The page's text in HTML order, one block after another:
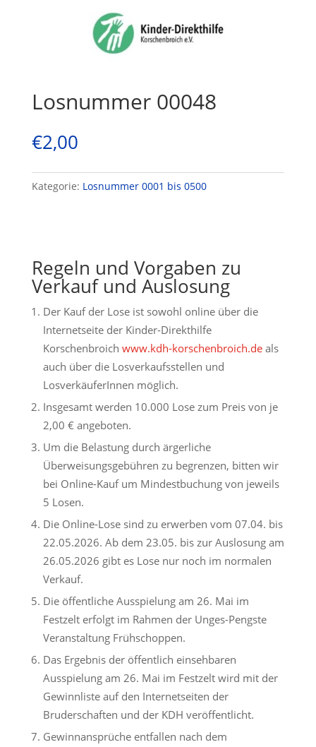
Losnummer 00048
€2,00
Kategorie: Losnummer 0001 bis 0500
Regeln und Vorgaben zu
Verkauf und Auslosung
Der Kauf der Lose ist sowohl online über die
Internetseite der Kinder-Direkthilfe
Korschenbroich www.kdh-korschenbroich.deals
auch über die Losverkaufsstellen und
LosverkäuferInnen möglich.
Insgesamt werden 10.000 Lose zum Preis von je
2,00 € angeboten.
Um die Belastung durch ärgerliche
Überweisungsgebühren zu begrenzen, bitten wir
bei Online-Kauf um Mindestbuchung von jeweils
5 Losen.
Die Online-Lose sind zu erwerben vom 07.04. bis
22.05.2026. Ab dem 23.05. bis zur Auslosung am
26.05.2026 gibt es Lose nur noch im normalen
Verkauf.
Die öffentliche Ausspielung am 26. Mai im
Festzelt erfolgt im Rahmen der Unges-Pengste
Veranstaltung Frühschoppen.
Das Ergebnis der öffentlich einsehbaren
Ausspielung am 26. Mai im Festzelt wird mit der
Gewinnliste auf den Internetseiten der
Bruderschaften und der KDH veröffentlicht.
Gewinnansprüche entfallen nach dem